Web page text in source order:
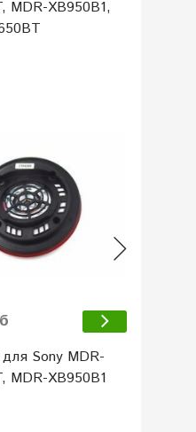
MDR-XB950B1,
Sony MDR-
MDR-XB950B1